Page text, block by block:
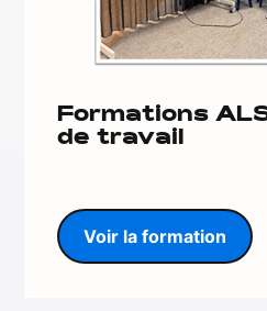
Formations
de travail
Voir la formation